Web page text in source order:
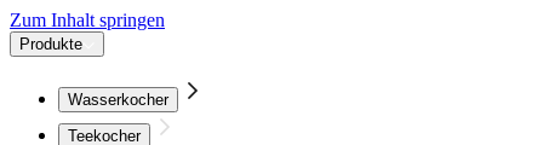
Zum Inhalt springen
Produkte
Wasserkocher
Teekocher